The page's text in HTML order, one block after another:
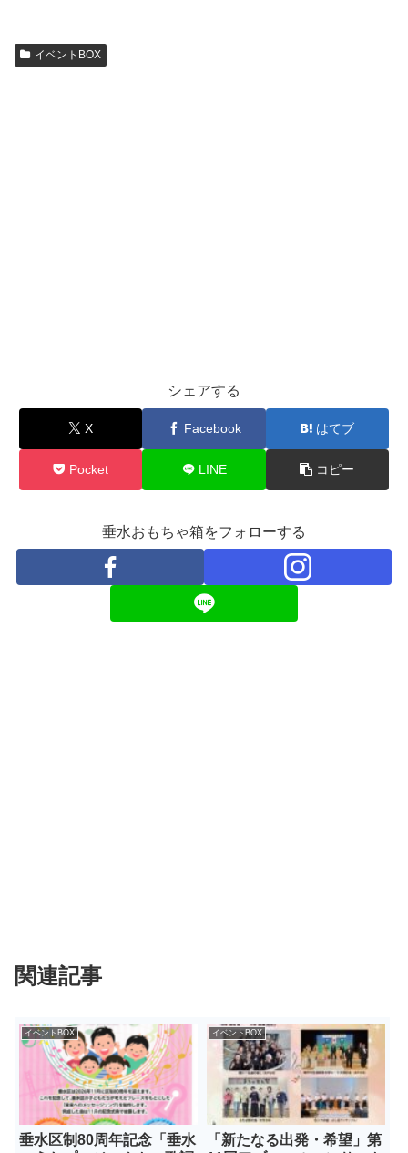
イベントBOX
シェアする
X Facebook はてブ
Pocket LINE コピー
垂水おもちゃ箱をフォローする
関連記事
イベントBOX
垂水区制80周年記念「垂水
イベントBOX
「新たなる出発・希望」第